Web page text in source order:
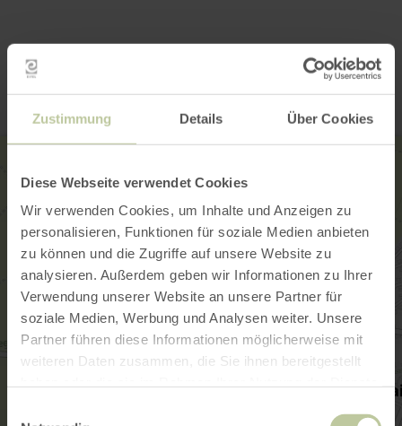
Zustimmung Details Über Cookies
Diese Webseite verwendet Cookies
Wir verwenden Cookies, um Inhalte und Anzeigen zu
personalisieren, Funktionen für soziale Medien anbieten
zu können und die Zugriffe auf unsere Website zu
analysieren. Außerdem geben wir Informationen zu Ihrer
Verwendung unserer Website an unsere Partner für
soziale Medien, Werbung und Analysen weiter. Unsere
Partner führen diese Informationen möglicherweise mit
weiteren Daten zusammen, die Sie ihnen bereitgestellt
Contact